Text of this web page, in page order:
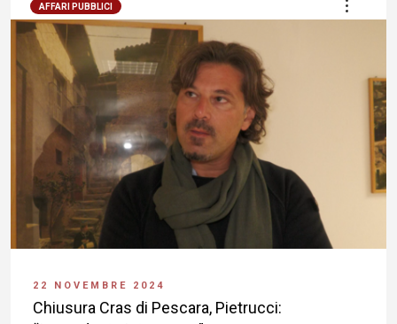
AFFARI PUBBLICI
22 NOVEMBRE 2024
Chiusura Cras di Pescara, Pietrucci: